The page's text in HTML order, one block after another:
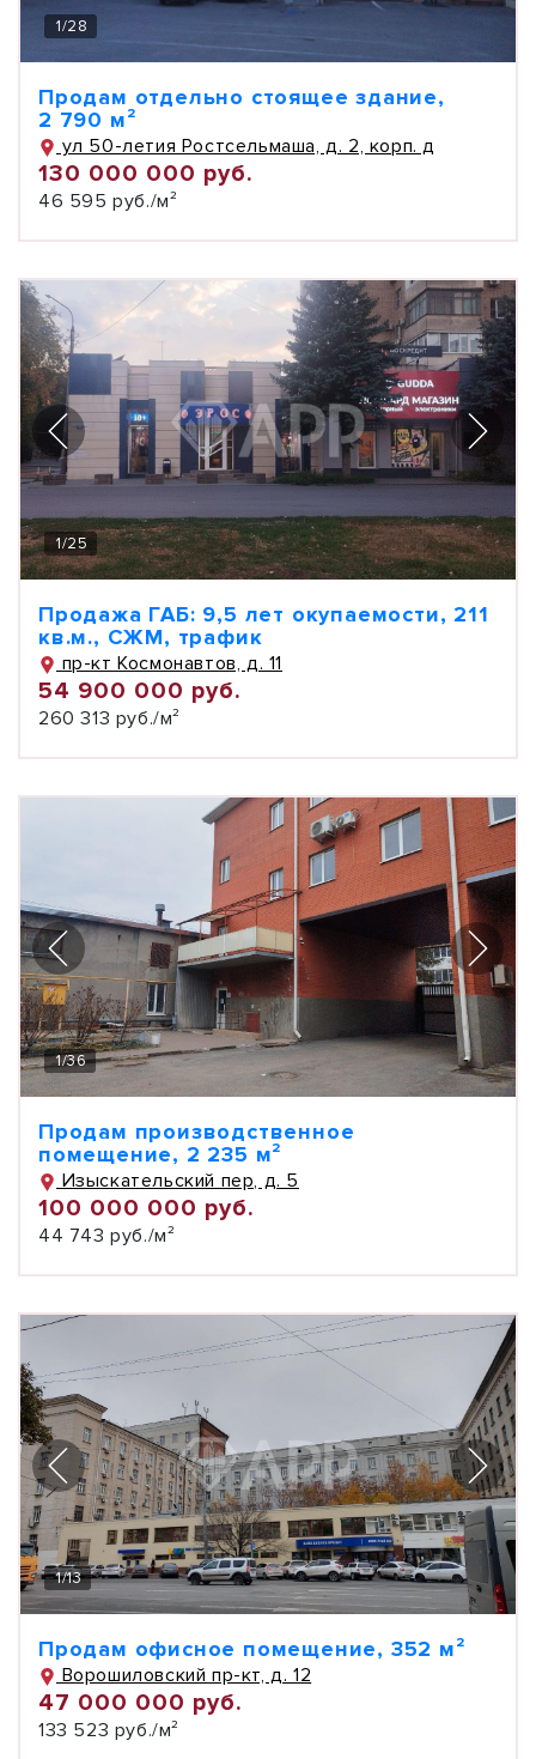
1/28
Продам отдельно стоящее здание,
2 790 м²
ул 50-летия Ростсельмаша, д. 2, корп. д
130 000 000 руб.
46 595 руб./м²
1/25
Продажа ГАБ: 9,5 лет окупаемости, 211
кв.м., СЖМ, трафик
пр-кт Космонавтов, д. 11
54 900 000 руб.
260 313 руб./м²
1/36
Продам производственное
помещение, 2 235 м²
Изыскательский пер, д. 5
100 000 000 руб.
44 743 руб./м²
1/13
Продам офисное помещение, 352 м²
Ворошиловский пр-кт, д. 12
47 000 000 руб.
133 523 руб./м²